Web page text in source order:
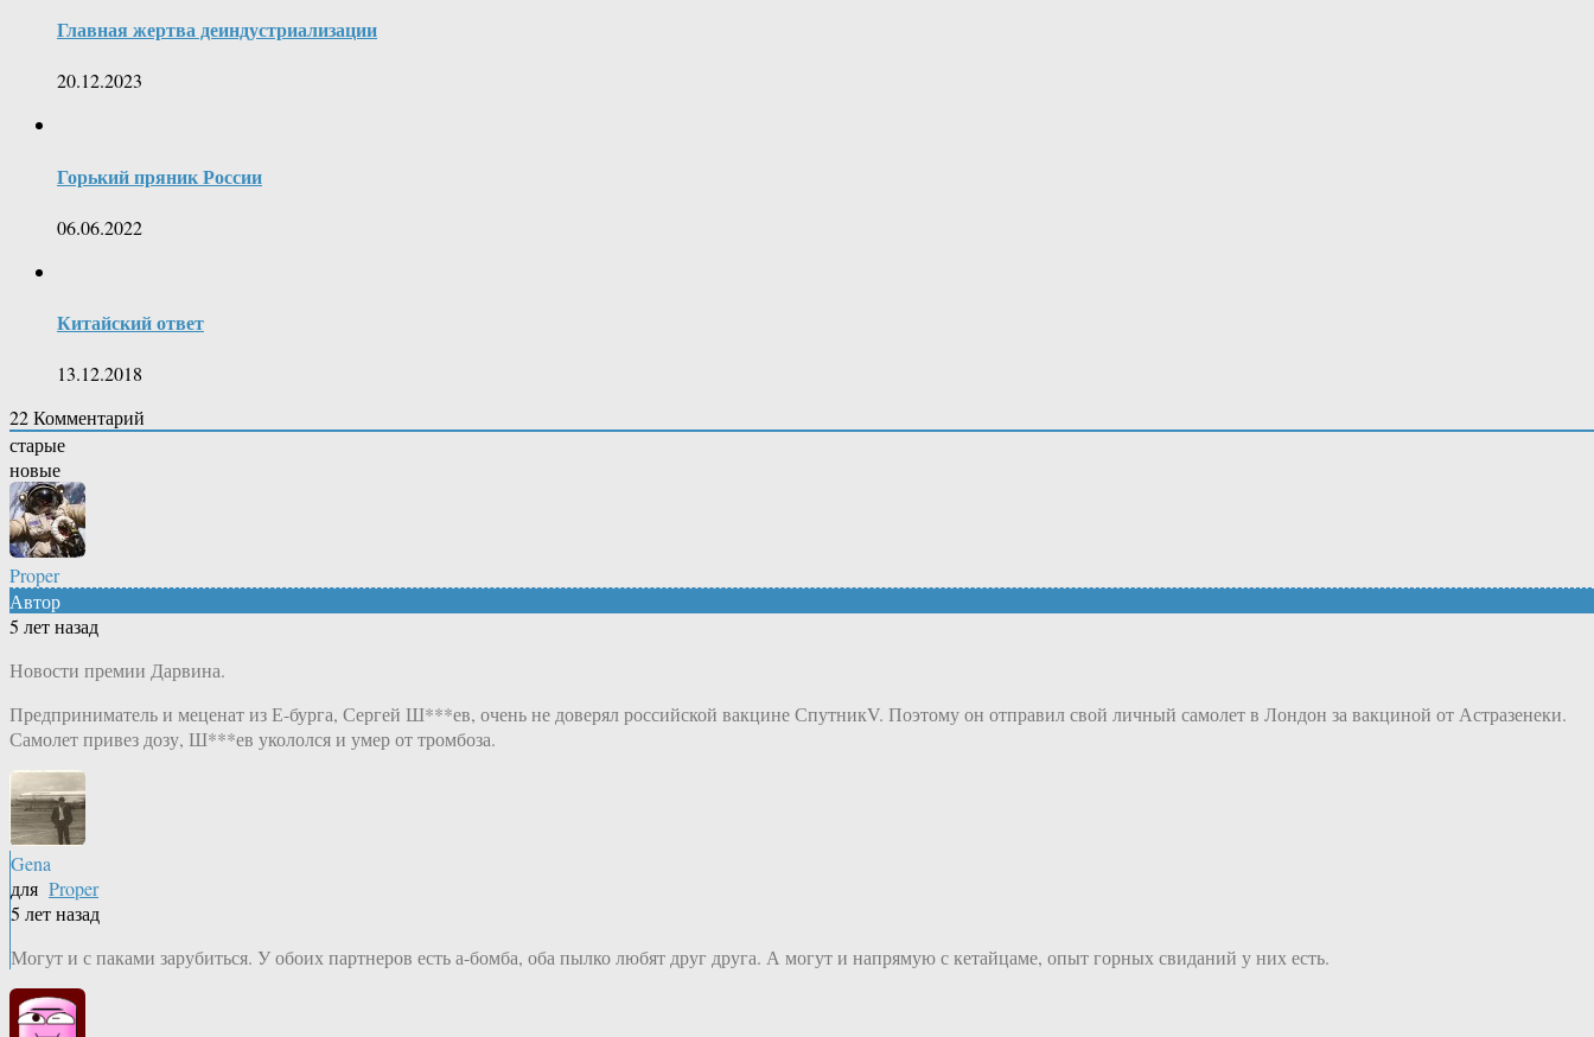
Главная жертва деиндустриализации
20.12.2023
Горький пряник России
06.06.2022
Китайский ответ
13.12.2018
22Комментарий
старые
новые
Proper
Автор
5 лет назад
Новости премии Дарвина.
Предприниматель и меценат из Е-бурга, Сергей Ш***ев, очень не доверял российской вакцине СпутникV. Поэтому он отправил свой личный самолет в Лондон за вакциной от Астразенеки.
Самолет привез дозу, Ш***ев укололся и умер от тромбоза.
Gena
для Proper
5 лет назад
Могут и с паками зарубиться. У обоих партнеров есть а-бомба, оба пылко любят друг друга. А могут и напрямую с кетайцаме, опыт горных свиданий у них есть.